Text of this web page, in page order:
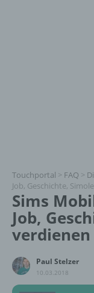
Touchportal > FAQ >
Job, Geschichte,
Sims
Job,
verdienen
Paul Stelzer
10.03.2018